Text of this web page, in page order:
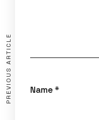
Name*
PREVIOUS ARTICLE